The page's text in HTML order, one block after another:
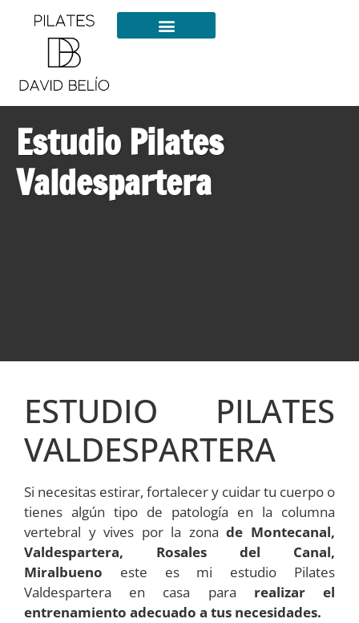
Estudio Pilates
Valdespartera
ESTUDIO PILATES
VALDESPARTERA
Si necesitas estirar, fortalecer y cuidar tu cuerpo o
tienes algún tipo de patología en la columna
vertebral y vives por la zonade Montecanal,
Valdespartera, Rosales del Canal,
Miralbueno este es mi estudio Pilates
Valdespartera en casa para realizar el
entrenamiento adecuado a tus necesidades.